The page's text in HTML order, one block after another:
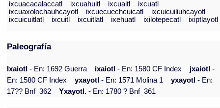
ixcuacacalaccatl
ixcuahuitl ixcuaitl
ixcuatl
ixcuaxolochauhcayotl
ixcuecuechcuicatl
ixcuicuiliuhcayotl
ixcuicuitlatl
ixcuitl ixcuitlatl ixehuatl ixilotepecatl ixiptlayotl
Paleografía
Ixaiotl - En: 1692 Guerra ixaiotl - En: 1580 CF Index jxaiotl -
En: 1580 CF Index
yxayotl - En: 1571 Molina 1 yxayotl - En:
17?? Bnf_362
Yxayotl. - En: 1780 ? Bnf_361